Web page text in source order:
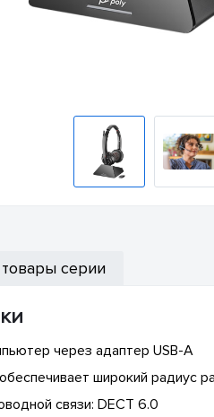
серии
через адаптер USB-A
широкий радиус
связи: DECT 6.0